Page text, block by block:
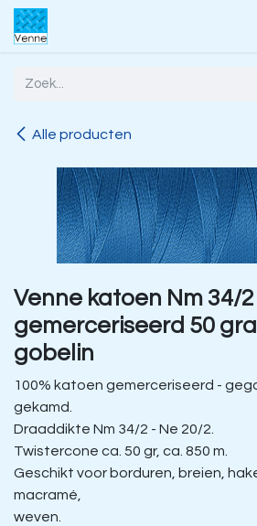
Overslaan naar inhoud
Alle producten
Venne katoen Nm 34/2
gemerceriseerd 50
gobelin
100% katoen gemerceriseerd -
gekamd.
Draaddikte Nm 34/2 - Ne 20/2.
Twistercone ca. 50 gr, ca. 850 m.
Geschikt voor borduren, breien,
macramé,
weven.